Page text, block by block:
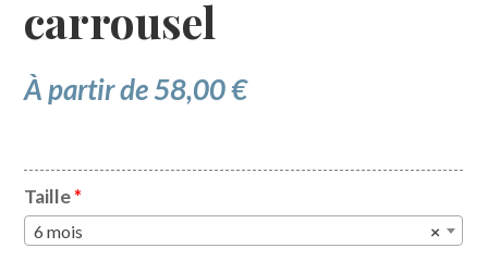
carrousel
À partir de58,00€
Taille*
×
6 mois